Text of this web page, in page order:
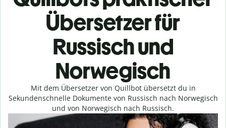
Übersetzer für
Russisch und
Norwegisch
Mit dem Übersetzer von Quillbot übersetzt du in
Sekundenschnelle Dokumente von Russisch nach Norwegisch
und von Norwegisch nach Russisch.